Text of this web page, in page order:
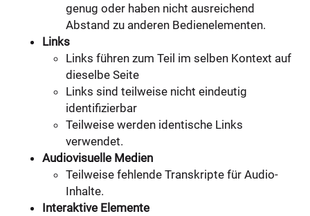
genug oder haben nicht ausreichend
Abstand zu anderen Bedienelementen.
Links
Links führen zum Teil im selben Kontext auf
dieselbe Seite
Links sind teilweise nicht eindeutig
identifizierbar
Teilweise werden identische Links
verwendet.
Audiovisuelle Medien
Teilweise fehlende Transkripte für Audio-
Inhalte.
Interaktive Elemente